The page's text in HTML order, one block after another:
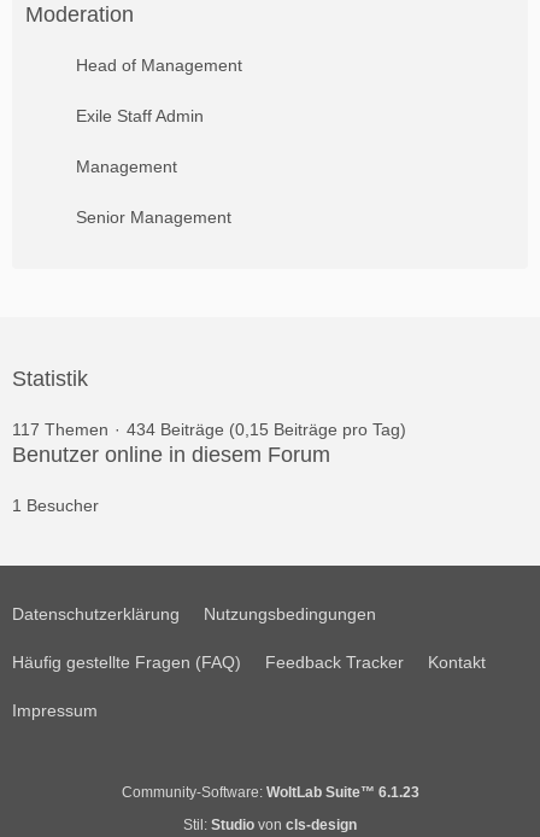
Moderation
Head of Management
Exile Staff Admin
Management
Senior Management
Statistik
117 Themen 434 Beiträge (0,15 Beiträge pro Tag)
Benutzer online in diesem Forum
1 Besucher
Datenschutzerklärung Nutzungsbedingungen
Häufig gestellte Fragen (FAQ) Feedback Tracker Kontakt
Impressum
Community-Software: WoltLab Suite™ 6.1.23
Stil: Studio von cls-design